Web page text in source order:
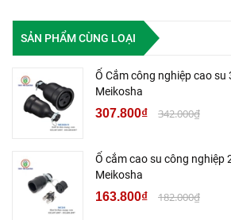
SẢN PHẨM CÙNG LOẠI
Ổ Cắm công nghiệp cao su
Meikosha
307.800₫ 342.000₫
Ổ cắm cao su công nghiệp
Meikosha
163.800₫ 182.000₫